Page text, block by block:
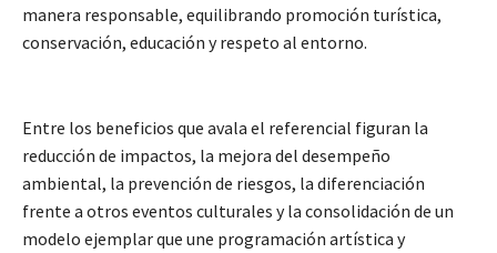
manera responsable, equilibrando promoción turística,
conservación, educación y respeto al entorno.
Entre los beneficios que avala el referencial figuran la
reducción de impactos, la mejora del desempeño
ambiental, la prevención de riesgos, la diferenciación
frente a otros eventos culturales y la consolidación de un
modelo ejemplar que une programación artística y